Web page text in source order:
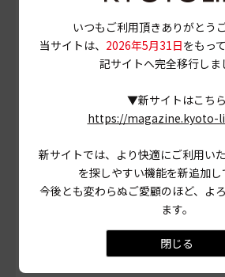
No.090 半
-」
今月のお
No.078 京
店
「三条会
備の堀川三
いつもご利用頂きありがとう
当サイトは、 2026年5月31日をもっ
記サイトへ完全移行しま
▼新サイトはこちら
https://magazine.kyoto-
新サイトでは、より快適にご利用い
を探しやすい機能を新追加し
今後とも変わらぬご愛顧のほど、よ
ます。
閉じる